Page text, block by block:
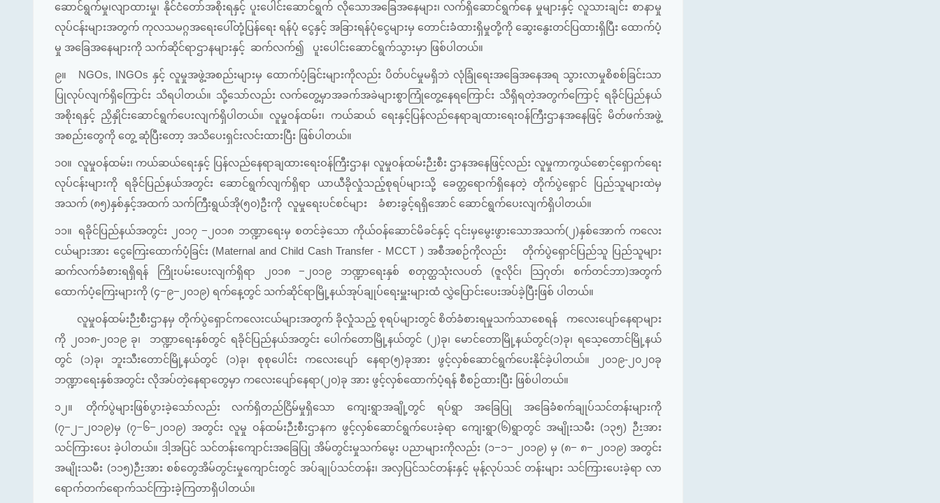
ဆောင်ရွက်မှု၊လျာထားမှု၊ နိုင်ငံတော်အစိုးရနှင့် ပူးပေါင်းဆောင်ရွက် လိုသောအခြေအနေများ၊ လက်ရှိဆောင်ရွက်နေ မှုများနှင့် လူသားချင်း စာနာမှု
လုပ်ငန်းများအတွက် ကုလသမဂ္ဂအရေးပေါ်တုံ့ပြန်ရေး ရန်ပုံ ငွေနှင့် အခြားရန်ပုံငွေများမှ တောင်းခံထားရှိမှုတို့ကို ဆွေးနွေးတင်ပြထားရှိပြီး ထောက်ပံ့
မှု အခြေအနေများကို သက်ဆိုင်ရာဌာနများနှင့် ဆက်လက်၍ ပူးပေါင်းဆောင်ရွက်သွားမှာ ဖြစ်ပါတယ်။
၉။
NGOs, INGOs နှင့် လူမှုအဖွဲ့အစည်းများမှ ထောက်ပံ့ခြင်းများကိုလည်း ပိတ်ပင်မှုမရှိဘဲ လုံခြုံရေးအခြေအနေအရ သွားလာမှုစိစစ်ခြင်းသာ
ပြုလုပ်လျက်ရှိကြောင်း သိရပါတယ်။ သို့သော်လည်း လက်တွေ့မှာအခက်အခဲများစွာကြုံတွေ့နေရကြောင်း သိရှိရတဲ့အတွက်ကြောင့် ရခိုင်ပြည်နယ်
အစိုးရနှင့် ညှိနှိုင်းဆောင်ရွက်ပေးလျက်ရှိပါတယ်။ လူမှုဝန်ထမ်း၊ ကယ်ဆယ် ရေးနှင့်ပြန်လည်နေရာချထားရေးဝန်ကြီးဌာနအနေဖြင့် မိတ်ဖက်အဖွဲ့
အစည်းတွေကို တွေ့ ဆုံပြီးတော့ အသိပေးရှင်းလင်းထားပြီး ဖြစ်ပါတယ်။
၁၀။ လူမှုဝန်ထမ်း၊ ကယ်ဆယ်ရေးနှင့် ပြန်လည်နေရာချထားရေးဝန်ကြီးဌာန၊ လူမှုဝန်ထမ်းဉီးစီး ဌာနအနေဖြင့်လည်း လူမှုကာကွယ်စောင့်ရှောက်ရေး
လုပ်ငန်းများကို ရခိုင်ပြည်နယ်အတွင်း ဆောင်ရွက်လျက်ရှိရာ ယာယီခိုလှုံသည့်စုရပ်များသို့ ခေတ္တရောက်ရှိနေတဲ့ တိုက်ပွဲရှောင် ပြည်သူများထဲမှ
အသက် (၈၅)နှစ်နှင့်အထက် သက်ကြီးရွယ်အို(၅၀)ဦးကို လူမှုရေးပင်စင်များ ခံစားခွင့်ရရှိအောင် ဆောင်ရွက်ပေးလျက်ရှိပါတယ်။
၁၁။
ရခိုင်ပြည်နယ်အတွင်း ၂၀၁၇ −၂၀၁၈ ဘဏ္ဍာရေးမှ စတင်ခဲ့သော ကိုယ်ဝန်ဆောင်မိခင်နှင့် ၎င်းမှမွေးဖွားသောအသက်(၂)နှစ်အောက် ကလေး
ငယ်များအား ငွေကြေးထောက်ပံ့ခြင်း (Maternal and Child Cash Transfer - MCCT ) အစီအစဉ်ကိုလည်း တိုက်ပွဲရှောင်ပြည်သူ ပြည်သူများ
ဆက်လက်ခံစားရရှိရန် ကြိုးပမ်းပေးလျက်ရှိရာ ၂၀၁၈ −၂၀၁၉ ဘဏ္ဍာရေးနှစ် စတုတ္ထသုံးလပတ် (ဇူလိုင်၊ သြဂုတ်၊ စက်တင်ဘာ)အတွက်
ထောက်ပံ့ကြေးများကို (၄−၉−၂၀၁၉) ရက်နေ့တွင် သက်ဆိုင်ရာမြို့နယ်အုပ်ချုပ်ရေးမှူးများထံ လွှဲပြောင်းပေးအပ်ခဲ့ပြီးဖြစ် ပါတယ်။
လူမှုဝန်ထမ်းဉီးစီးဌာနမှ တိုက်ပွဲရှောင်ကလေးငယ်များအတွက် ခိုလှုံသည့် စုရပ်များတွင် စိတ်ခံစားရမှုသက်သာစေရန် ကလေးပျော်နေရာများ
ကို ၂၀၁၈-၂၀၁၉ ခု၊ ဘဏ္ဍာရေးနှစ်တွင် ရခိုင်ပြည်နယ်အတွင်း ပေါက်တောမြို့နယ်တွင် (၂)ခု၊ မောင်တောမြို့နယ်တွင်(၁)ခု၊ ရသေ့တောင်မြို့နယ်
တွင် (၁)ခု၊ ဘူးသီးတောင်မြို့နယ်တွင် (၁)ခု၊ စုစုပေါင်း ကလေးပျော် နေရာ(၅)ခုအား ဖွင့်လှစ်ဆောင်ရွက်ပေးနိုင်ခဲ့ပါတယ်။ ၂၀၁၉-၂၀၂၀ခု
ဘဏ္ဍာရေးနှစ်အတွင်း လိုအပ်တဲ့နေရာတွေမှာ ကလေးပျော်နေရာ(၂၀)ခု အား ဖွင့်လှစ်ထောက်ပံ့ရန် စီစဉ်ထားပြီး ဖြစ်ပါတယ်။
၁၂။
တိုက်ပွဲများဖြစ်ပွားခဲ့သော်လည်း လက်ရှိတည်ငြိမ်မှုရှိသော ကျေးရွာအချို့တွင် ရပ်ရွာ အခြေပြု အခြေခံစက်ချုပ်သင်တန်းများကို
(၇−၂−၂၀၁၉)မှ (၇−၆−၂၀၁၉) အတွင်း လူမှု ဝန်ထမ်းဉီးစီးဌာနက ဖွင့်လှစ်ဆောင်ရွက်ပေးခဲ့ရာ ကျေးရွာ(၆)ရွာတွင် အမျိုးသမီး (၁၃၅) ဉီးအား
သင်ကြားပေး ခဲ့ပါတယ်။ ဒါ့အပြင် သင်တန်းကျောင်းအခြေပြု အိမ်တွင်းမှုသက်မွေး ပညာများကိုလည်း (၁−၁− ၂၀၁၉) မှ (၈− ၈− ၂၀၁၉) အတွင်း
အမျိုးသမီး (၁၁၅)ဉီးအား စစ်တွေအိမ်တွင်းမှုကျောင်းတွင် အပ်ချုပ်သင်တန်း၊ အလှပြင်သင်တန်းနှင့် မုန့်လုပ်သင် တန်းများ သင်ကြားပေးခဲ့ရာ လာ
ရောက်တက်ရောက်သင်ကြားခဲ့ကြတာရှိပါတယ်။